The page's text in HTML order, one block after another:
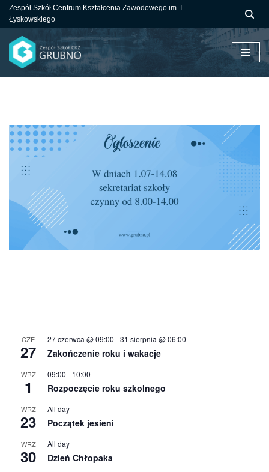
do
treści
Zespół Szkół Centrum Kształcenia Zawodowego im. I.
Łyskowskiego
CZE
27
27 czerwca @ 09:00 -31 sierpnia @ 06:00
Zakończenie roku i wakacje
WRZ
1
09:00 - 10:00
Rozpoczęcie roku szkolnego
WRZ
23
All day
Początek jesieni
WRZ
30
All day
Dzień Chłopaka